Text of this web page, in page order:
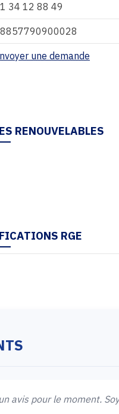
34 12 88 49
une demande
RENOUVELABLES
RGE
avis pour le moment.